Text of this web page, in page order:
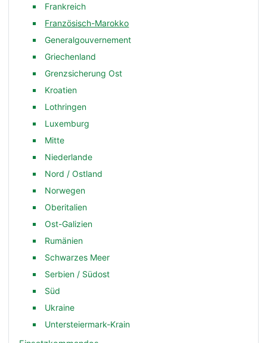
Frankreich
Französisch-Marokko
Generalgouvernement
Griechenland
Grenzsicherung Ost
Kroatien
Lothringen
Luxemburg
Mitte
Niederlande
Nord / Ostland
Norwegen
Oberitalien
Ost-Galizien
Rumänien
Schwarzes Meer
Serbien / Südost
Süd
Ukraine
Untersteiermark-Krain